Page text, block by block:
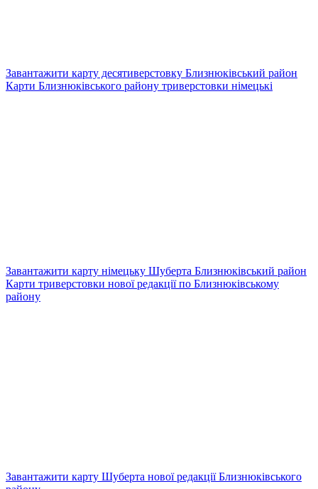
Завантажити карту десятиверстовку Близнюківський район
Карти Близнюківського району триверстовки німецькі
Завантажити карту німецьку Шуберта Близнюківський район
Карти триверстовки нової редакції по Близнюківському
району
Завантажити карту Шуберта нової редакції Близнюківського